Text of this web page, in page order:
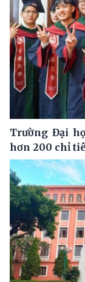
Trường Đại
hơn 200 chỉ